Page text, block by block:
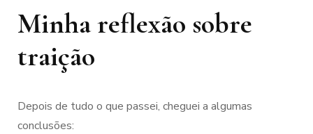
Minha reflexão sobre
traição
Depois de tudo o que passei, cheguei a algumas
conclusões: